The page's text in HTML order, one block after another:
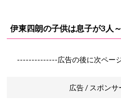
伊東四朗の子供は息子が3人
--------------広告の後に次ペー
広告 / スポンサ